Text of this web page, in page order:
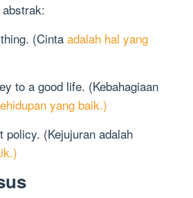
(Cinta adalah hal yang
to a good life. (Kebahagiaan
yang baik.)
(Kejujuran adalah